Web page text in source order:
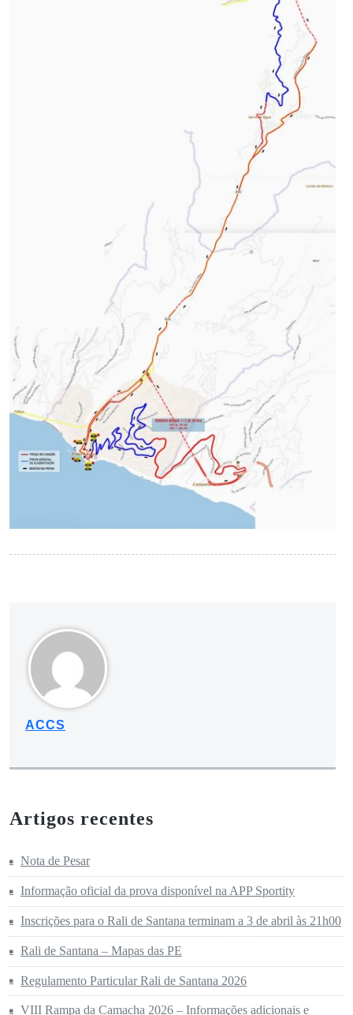
ACCS
Artigos recentes
Nota de Pesar
Informação oficial da prova disponível na APP Sportity
Inscrições para o Rali de Santana terminam a 3 de abril às 21h00
Rali de Santana – Mapas das PE
Regulamento Particular Rali de Santana 2026
VIII Rampa da Camacha 2026 – Informações adicionais e